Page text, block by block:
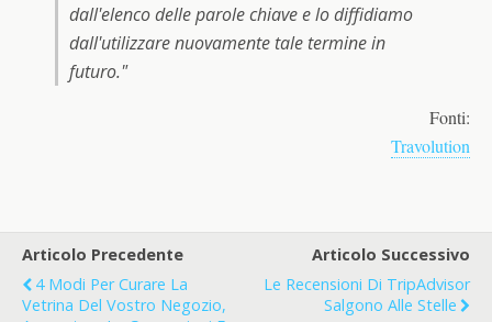
dall'elenco delle parole chiave e lo diffidiamo
dall'utilizzare nuovamente tale termine in
futuro."
Fonti:
Travolution
Articolo Precedente
4 Modi Per Curare La
Vetrina Del Vostro Negozio,
Articolo Successivo
Le Recensioni Di TripAdvisor
Salgono Alle Stelle